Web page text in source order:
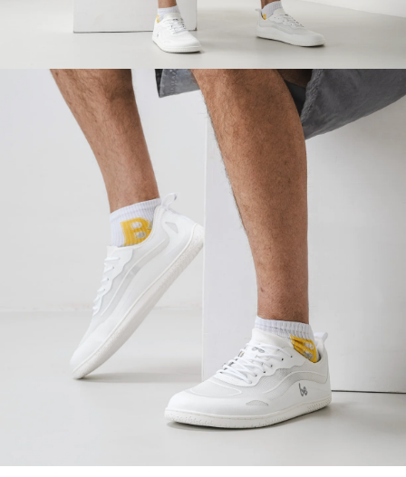
Changer de région
Choisissez le pays de livraison
Votre prénom et nom
Votre adresse mail
Votre prénom Variante